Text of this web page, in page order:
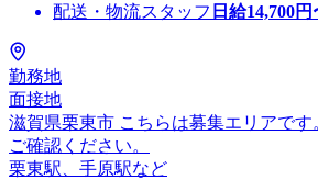
配送・物流スタッフ 日給14,700円
勤務地
面接地
滋賀県栗東市 こちらは募集エリアで
ご確認ください。
栗東駅、手原駅など